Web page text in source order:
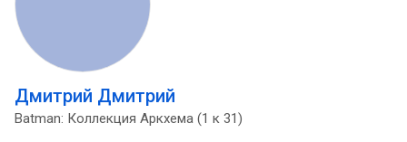
Дмитрий Дмитрий
Batman: Коллекция Аркхема (1 к 31)